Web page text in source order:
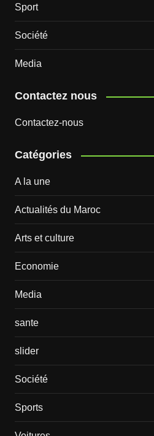
Sport
Société
Media
Contactez nous
Contactez-nous
Catégories
A la une
Actualités du Maroc
Arts et culture
Economie
Media
sante
slider
Société
Sports